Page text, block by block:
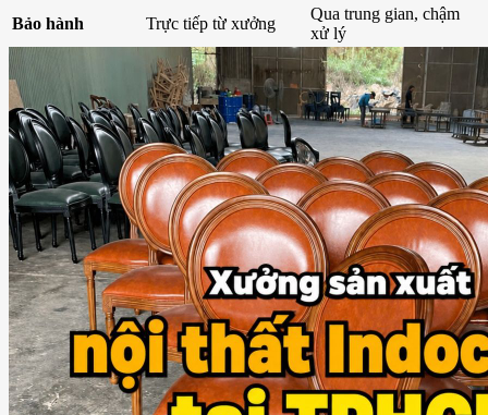
Bảo hành Trực tiếp từ xưởng
Qua trung gian, chậm
xử lý